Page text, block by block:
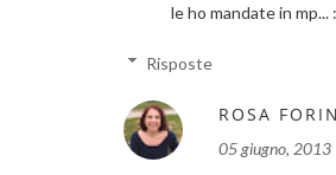
le ho mandate in mp...
Risposte
ROSA
05 giugno, 2013